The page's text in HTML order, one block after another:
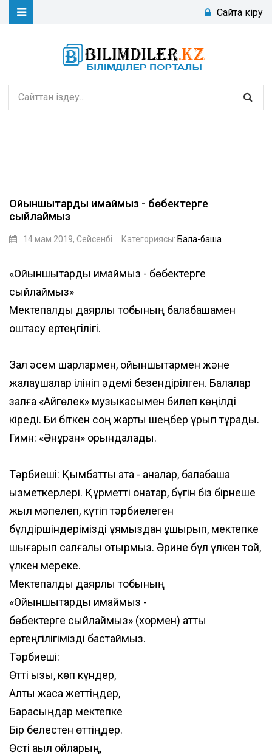
Сайтқа кіру
Ойыншықтарды қимаймыз - бөбектерге
сыйлаймыз
14 мам 2019, Сейсенбі Категориясы: Бала-бақша
«Ойыншықтарды қимаймыз - бөбектерге
сыйлаймыз»
Мектепалды даярлық тобының балабақшамен
қоштасу ертеңгілігі.
Зал әсем шарлармен, ойыншықтармен және
жалаушалар ілініп әдемі безендірілген. Балалар
залға «Айгөлек» музыкасымен билеп көңілді
кіреді. Би біткен соң жарты шеңбер құрып тұрады.
Гимн: «Әнұран» орындалады.
Тәрбиеші: Қымбатты ата - аналар, балабақша
қызметкерлері. Құрметті қонақтар, бүгін біз бірнеше
жыл мәпелеп, күтіп тәрбиелеген
бүлдіршіндерімізді ұямыздан ұшырып, мектепке
шығарып салғалы отырмыз. Әрине бұл үлкен той,
үлкен мереке.
Мектепалды даярлық тобының
«Ойыншықтарды қимаймыз -
бөбектерге сыйлаймыз» (хормен) атты
ертеңгілігімізді бастаймыз.
Тәрбиеші:
Өтті қызық, көп күндер,
Алты жасқа жеттіңдер,
Барасыңдар мектепке
Бір белестен өттіңдер.
Өсті ақыл ойларың,